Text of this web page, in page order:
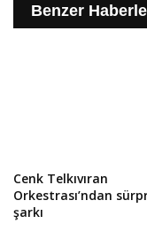
Benzer
Cenk Telkıvıran
Orkestrası’ndan sürpriz
şarkı